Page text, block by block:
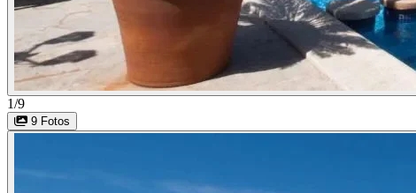
1/9
9 Fotos